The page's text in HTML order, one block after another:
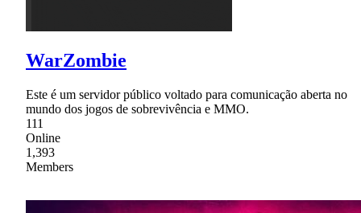
WarZombie
Este é um servidor público voltado para comunicação aberta no
mundo dos jogos de sobrevivência e MMO.
111
Online
1,393
Members